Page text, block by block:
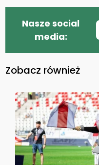
Nasze social
media:
Zobacz również